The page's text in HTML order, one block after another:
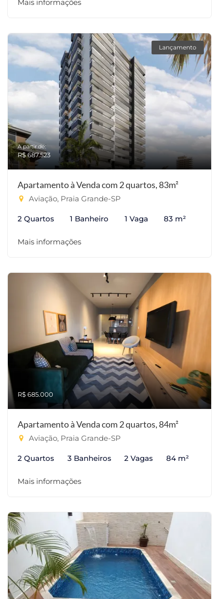
Mais informações
Lançamento
A partir de:
R$ 687.523
Apartamento à Venda com 2 quartos, 83m²
Aviação, Praia Grande-SP
2 Quartos 1 Banheiro 1 Vaga 83 m²
Mais informações
R$ 685.000
Apartamento à Venda com 2 quartos, 84m²
Aviação, Praia Grande-SP
2 Quartos 3 Banheiros 2 Vagas 84 m²
Mais informações